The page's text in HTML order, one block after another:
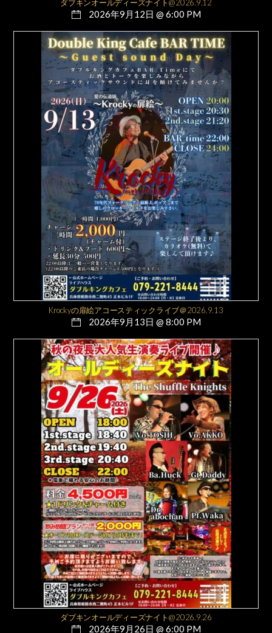
ダブキンオールディーズナイト@2026.9.12
2026年9月12日 @ 6:00 PM
Krockyの扉絵アコースティックライブ＠2026.9.13
2026年9月13日 @ 8:00 PM
ダブキンオールディーズナイト@2026.9.26
2026年9月26日 @ 6:00 PM